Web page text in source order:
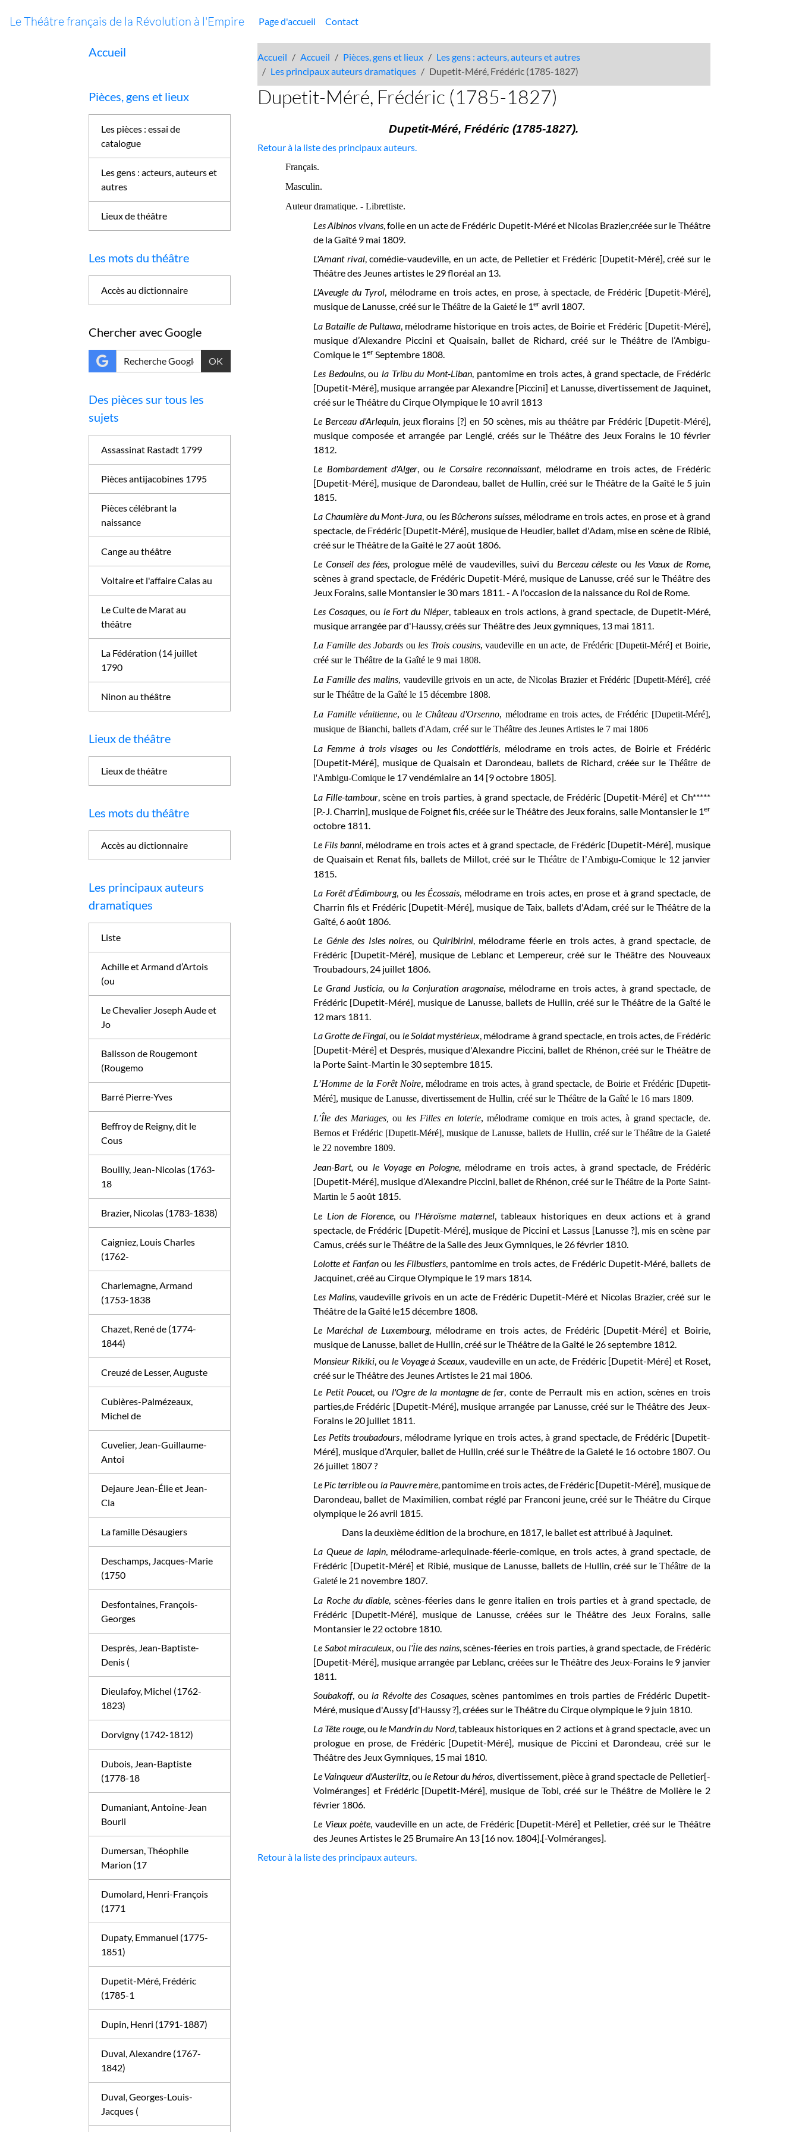
Le Théâtre français de la Révolution à l'Empire Page d'accueil Contact
Accueil Accueil Pièces, gens et lieux
Les gens : acteurs, auteurs et autres
Les principaux auteurs dramatiques
Dupetit-Méré, Frédéric (1785-1827)
Dupetit-Méré, Frédéric (1785-1827)
Dupetit-Méré, Frédéric (1785-1827).
Retour à la liste des principaux auteurs.
Français.
Masculin.
Auteur dramatique. - Librettiste.
Les Albinos vivans, folie en un acte de Frédéric Dupetit-Méré et Nicolas Brazier,créée sur le Théâtre
de la Gaîté 9 mai 1809.
L'Amant rival, comédie-vaudeville, en un acte, de Pelletier et Frédéric [Dupetit-Méré], créé sur le
Théâtre des Jeunes artistes le 29 floréal an 13.
L'Aveugle du Tyrol, mélodrame en trois actes, en prose, à spectacle, de Frédéric [Dupetit-Méré],
musique de Lanusse, créé sur leThéâtre de la Gaieté le 1er avril 1807.
La Bataille de Pultawa, mélodrame historique en trois actes, de Boirie et Frédéric [Dupetit-Méré],
musique d’Alexandre Piccini et Quaisain, ballet de Richard, créé sur le Théâtre de l’Ambigu-
Comique le 1er Septembre 1808.
Les Bedouins, oula Tribu du Mont-Liban, pantomime en trois actes, à grand spectacle, de Frédéric
[Dupetit-Méré], musique arrangée par Alexandre [Piccini] et Lanusse, divertissement de Jaquinet,
créé sur le Théâtre du Cirque Olympique le 10 avril 1813
Le Berceau d'Arlequin, jeux florains [?] en 50 scènes, mis au théâtre par Frédéric [Dupetit-Méré],
musique composée et arrangée par Lenglé, créés sur le Théâtre des Jeux Forains le 10 février
1812.
Le Bombardement d'Alger,ou le Corsaire reconnaissant, mélodrame en trois actes, de Frédéric
[Dupetit-Méré], musique de Darondeau, ballet de Hullin, créé sur le Théâtre de la Gaîté le 5 juin
1815.
La Chaumière du Mont-Jura, ou les Bûcherons suisses, mélodrame en trois actes, en prose et à grand
spectacle, de Frédéric [Dupetit-Méré], musique de Heudier, ballet d'Adam, mise en scène de Ribié,
créé sur le Théâtre de la Gaîté le 27 août 1806.
Le Conseil des fées, prologue mêlé de vaudevilles, suivi du Berceau céleste ou les Vœux de Rome,
scènes à grand spectacle, de Frédéric Dupetit-Méré, musique de Lanusse, créé sur le Théâtre des
Jeux Forains, salle Montansier le 30 mars 1811. - A l'occasion de la naissance du Roi de Rome.
Les Cosaques, ou le Fort du Niéper, tableaux en trois actions, à grand spectacle, de Dupetit-Méré,
musique arrangée par d'Haussy, créés sur Théâtre des Jeux gymniques, 13 mai 1811.
La Famille des Jobards ou les Trois cousins, vaudeville en un acte, de Frédéric [Dupetit-Méré] et Boirie,
créé sur le Théâtre de la Gaîté le 9 mai 1808.
La Famille des malins, vaudeville grivois en un acte, de Nicolas Brazier et Frédéric [Dupetit-Méré], créé
sur le Théâtre de la Gaîté le 15 décembre 1808.
La Famille vénitienne, ou le Château d'Orsenno, mélodrame en trois actes, de Frédéric [Dupetit-Méré],
musique de Bianchi, ballets d'Adam, créé sur le Théâtre des Jeunes Artistes le 7 mai 1806
La Femme à trois visages ou les Condottiéris, mélodrame en trois actes, de Boirie et Frédéric
[Dupetit-Méré], musique de Quaisain et Darondeau, ballets de Richard, créée sur leThéâtre de
l'Ambigu-Comique le 17 vendémiaire an 14 [9 octobre 1805].
La Fille-tambour, scène en trois parties, à grand spectacle, de Frédéric [Dupetit-Méré] et Ch*****
[P.-J. Charrin], musique de Foignet fils, créée sur le Théâtre des Jeux forains, salle Montansier le 1er
octobre 1811.
Le Fils banni, mélodrame en trois actes et à grand spectacle, de Frédéric [Dupetit-Méré], musique
de Quaisain et Renat fils, ballets de Millot, créé sur le Théâtre de l’Ambigu-Comique le 12 janvier
1815.
La Forêt d'Édimbourg, ou les Écossais, mélodrame en trois actes, en prose et à grand spectacle, de
Charrin fils et Frédéric [Dupetit-Méré], musique de Taix, ballets d'Adam, créé sur le Théâtre de la
Gaîté, 6 août 1806.
Le Génie des Isles noires, ou Quiribirini, mélodrame féerie en trois actes, à grand spectacle, de
Frédéric [Dupetit-Méré], musique de Leblanc et Lempereur, créé sur le Théâtre des Nouveaux
Troubadours, 24 juillet 1806.
Le Grand Justicia, ou la Conjuration aragonaise, mélodrame en trois actes, à grand spectacle, de
Frédéric [Dupetit-Méré], musique de Lanusse, ballets de Hullin, créé sur le Théâtre de la Gaîté le
12 mars 1811.
La Grotte de Fingal,ou le Soldat mystérieux, mélodrame à grand spectacle, en trois actes, de Frédéric
[Dupetit-Méré] et Després, musique d'Alexandre Piccini, ballet de Rhénon, créé sur le Théâtre de
la Porte Saint-Martin le 30 septembre 1815.
L’Homme de la Forêt Noire, mélodrame en trois actes, à grand spectacle, de Boirie et Frédéric [Dupetit-
Méré], musique de Lanusse, divertissement de Hullin, créé sur le Théâtre de la Gaîté le 16 mars 1809.
L’Île des Mariages,ou les Filles en loterie, mélodrame comique en trois actes, à grand spectacle, de.
Bernos et Frédéric [Dupetit-Méré], musique de Lanusse, ballets de Hullin, créé sur le Théâtre de la Gaieté
le 22 novembre 1809.
Jean-Bart,ou le Voyage en Pologne, mélodrame en trois actes, à grand spectacle, de Frédéric
[Dupetit-Méré], musique d’Alexandre Piccini, ballet de Rhénon, créé sur leThéâtre de la Porte Saint-
Martin le 5 août 1815.
Le Lion de Florence, ou l'Héroïsme maternel, tableaux historiques en deux actions et à grand
spectacle, de Frédéric [Dupetit-Méré], musique de Piccini et Lassus [Lanusse ?], mis en scène par
Camus, créés sur le Théâtre de la Salle des Jeux Gymniques, le 26 février 1810.
Lolotte et Fanfanou les Flibustiers, pantomime en trois actes, de Frédéric Dupetit-Méré, ballets de
Jacquinet, créé au Cirque Olympique le 19 mars 1814.
Les Malins, vaudeville grivois en un acte de Frédéric Dupetit-Méré et Nicolas Brazier, créé sur le
Théâtre de la Gaîté le15 décembre 1808.
Le Maréchal de Luxembourg, mélodrame en trois actes, de Frédéric [Dupetit-Méré] et Boirie,
musique de Lanusse, ballet de Hullin, créé sur le Théâtre de la Gaîté le 26 septembre 1812.
Monsieur Rikiki, ou le Voyage à Sceaux, vaudeville en un acte, de Frédéric [Dupetit-Méré] et Roset,
créé sur le Théâtre des Jeunes Artistes le 21 mai 1806.
Le Petit Poucet, ou l'Ogre de la montagne de fer, conte de Perrault mis en action, scènes en trois
parties,de Frédéric [Dupetit-Méré], musique arrangée par Lanusse, créé sur le Théâtre des Jeux-
Forains le 20 juillet 1811.
Les Petits troubadours, mélodrame lyrique en trois actes, à grand spectacle, de Frédéric [Dupetit-
Méré], musique d’Arquier, ballet de Hullin, créé sur le Théâtre de la Gaieté le 16 octobre 1807. Ou
26 juillet 1807 ?
Le Pic terribleou la Pauvre mère, pantomime en trois actes, de Frédéric [Dupetit-Méré], musique de
Darondeau, ballet de Maximilien, combat réglé par Franconi jeune, créé sur le Théâtre du Cirque
olympique le 26 avril 1815.
Dans la deuxième édition de la brochure, en 1817, le ballet est attribué à Jaquinet.
La Queue de lapin, mélodrame-arlequinade-féerie-comique, en trois actes, à grand spectacle, de
Frédéric [Dupetit-Méré] et Ribié, musique de Lanusse, ballets de Hullin, créé sur leThéâtre de la
Gaieté le 21 novembre 1807.
La Roche du diable, scènes-féeries dans le genre italien en trois parties et à grand spectacle, de
Frédéric [Dupetit-Méré], musique de Lanusse, créées sur le Théâtre des Jeux Forains, salle
Montansier le 22 octobre 1810.
Le Sabot miraculeux, oul'Île des nains, scènes-féeries en trois parties, à grand spectacle, de Frédéric
[Dupetit-Méré], musique arrangée par Leblanc, créées sur le Théâtre des Jeux-Forains le 9 janvier
1811.
Soubakoff, oula Révolte des Cosaques,scènes pantomimes en trois parties de Frédéric Dupetit-
Méré, musique d'Aussy [d'Haussy ?], créées sur le Théâtre du Cirque olympique le 9 juin 1810.
La Tête rouge, ou le Mandrin du Nord, tableaux historiques en 2 actions et à grand spectacle, avec un
prologue en prose, de Frédéric [Dupetit-Méré], musique de Piccini et Darondeau, créé sur le
Théâtre des Jeux Gymniques, 15 mai 1810.
Le Vainqueur d'Austerlitz, ou le Retour du héros, divertissement, pièce à grand spectacle de Pelletier[-
Volméranges] et Frédéric [Dupetit-Méré], musique de Tobi, créé sur le Théâtre de Molière le 2
février 1806.
Le Vieux poète, vaudeville en un acte, de Frédéric [Dupetit-Méré] et Pelletier, créé sur le Théâtre
des Jeunes Artistes le 25 Brumaire An 13 [16 nov. 1804].[-Volméranges].
Retour à la liste des principaux auteurs.
Accueil
Pièces, gens et lieux
Les pièces : essai de
catalogue
Les gens : acteurs, auteurs et
autres
Lieux de théâtre
Les mots du théâtre
Accès au dictionnaire
Chercher avec Google
OK
Des pièces sur tous les
sujets
Assassinat Rastadt 1799
Pièces antijacobines 1795
Pièces célébrant la
naissance
Cange au théâtre
Voltaire et l'affaire Calas au
Le Culte de Marat au
théâtre
La Fédération (14 juillet
1790
Ninon au théâtre
Lieux de théâtre
Lieux de théâtre
Les mots du théâtre
Accès au dictionnaire
Les principaux auteurs
dramatiques
Liste
Achille et Armand d’Artois
(ou
Le Chevalier Joseph Aude et
Jo
Balisson de Rougemont
(Rougemo
Barré Pierre-Yves
Beffroy de Reigny, dit le
Cous
Bouilly, Jean-Nicolas (1763-
18
Brazier, Nicolas (1783-1838)
Caigniez, Louis Charles
(1762-
Charlemagne, Armand
(1753-1838
Chazet, René de (1774-
1844)
Creuzé de Lesser, Auguste
Cubières-Palmézeaux,
Michel de
Cuvelier, Jean-Guillaume-
Antoi
Dejaure Jean-Élie et Jean-
Cla
La famille Désaugiers
Deschamps, Jacques-Marie
(1750
Desfontaines, François-
Georges
Desprès, Jean-Baptiste-
Denis (
Dieulafoy, Michel (1762-
1823)
Dorvigny (1742-1812)
Dubois, Jean-Baptiste
(1778-18
Dumaniant, Antoine-Jean
Bourli
Dumersan, Théophile
Marion (17
Dumolard, Henri-François
(1771
Dupaty, Emmanuel (1775-
1851)
Dupetit-Méré, Frédéric
(1785-1
Dupin, Henri (1791-1887)
Duval, Alexandre (1767-
1842)
Duval, Georges-Louis-
Jacques (